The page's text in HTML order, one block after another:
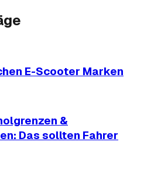
E-Scooter Marken
&
Das sollten Fahrer